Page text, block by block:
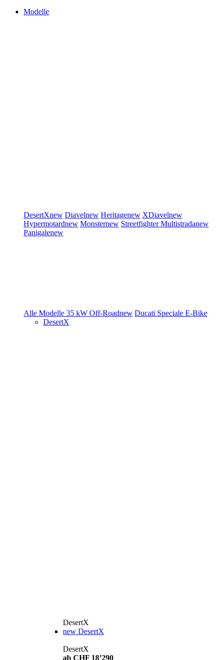
Modelle
DesertXnew Diavelnew Heritagenew XDiavelnew
Hypermotardnew Monsternew StreetfighterMultistradanew
Panigalenew
Alle Modelle 35 kW Off-Roadnew Ducati Speciale E-Bike
DesertX
DesertX
new DesertX
DesertX
ab CHF 18’290